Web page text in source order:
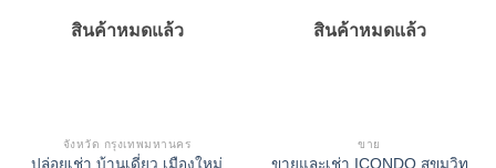
สินค้าหมดแล้ว
จังหวัด กรุงเทพมหานคร
ปล่อยเช่า บ้านเดี่ยว เมืองใหม่
สินค้าหมดแล้ว
ขาย
ขายและเช่า ICONDO สุขุมวิท